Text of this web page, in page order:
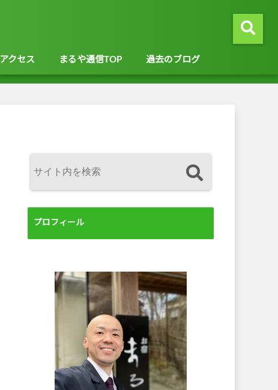
アクセス まるや通信TOP 過去のブログ
プロフィール